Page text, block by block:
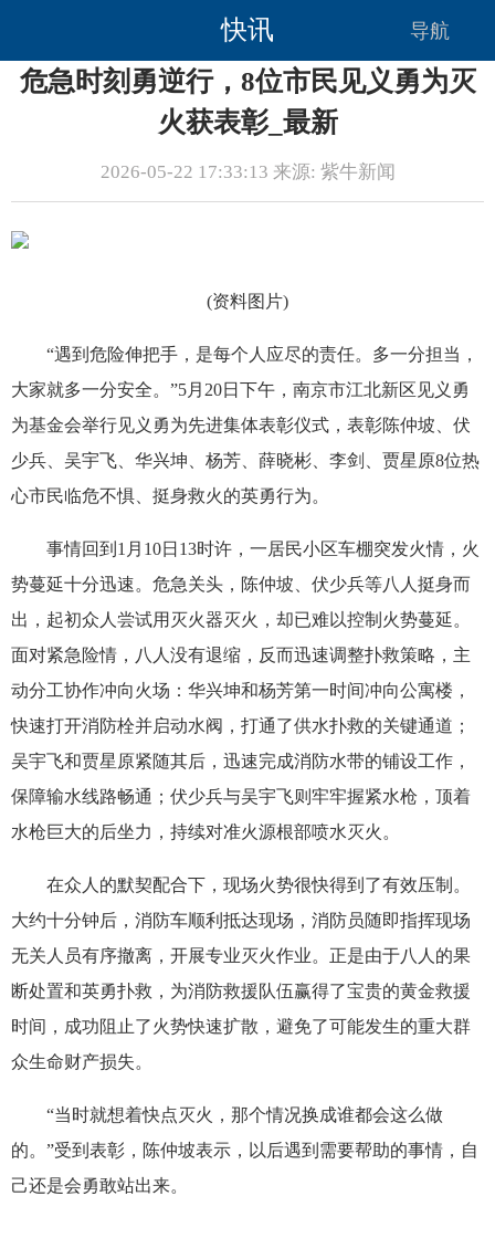
快讯 导航
危急时刻勇逆行，8位市民见义勇为灭
火获表彰_最新
2026-05-22 17:33:13 来源: 紫牛新闻
(资料图片)
“遇到危险伸把手，是每个人应尽的责任。多一分担当，
大家就多一分安全。”5月20日下午，南京市江北新区见义勇
为基金会举行见义勇为先进集体表彰仪式，表彰陈仲坡、伏
少兵、吴宇飞、华兴坤、杨芳、薛晓彬、李剑、贾星原8位热
心市民临危不惧、挺身救火的英勇行为。
事情回到1月10日13时许，一居民小区车棚突发火情，火
势蔓延十分迅速。危急关头，陈仲坡、伏少兵等八人挺身而
出，起初众人尝试用灭火器灭火，却已难以控制火势蔓延。
面对紧急险情，八人没有退缩，反而迅速调整扑救策略，主
动分工协作冲向火场：华兴坤和杨芳第一时间冲向公寓楼，
快速打开消防栓并启动水阀，打通了供水扑救的关键通道；
吴宇飞和贾星原紧随其后，迅速完成消防水带的铺设工作，
保障输水线路畅通；伏少兵与吴宇飞则牢牢握紧水枪，顶着
水枪巨大的后坐力，持续对准火源根部喷水灭火。
在众人的默契配合下，现场火势很快得到了有效压制。
大约十分钟后，消防车顺利抵达现场，消防员随即指挥现场
无关人员有序撤离，开展专业灭火作业。正是由于八人的果
断处置和英勇扑救，为消防救援队伍赢得了宝贵的黄金救援
时间，成功阻止了火势快速扩散，避免了可能发生的重大群
众生命财产损失。
“当时就想着快点灭火，那个情况换成谁都会这么做
的。”受到表彰，陈仲坡表示，以后遇到需要帮助的事情，自
己还是会勇敢站出来。